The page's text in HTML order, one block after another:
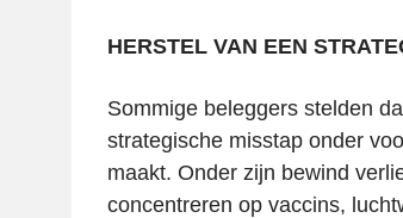
HERSTEL VAN EEN
Sommige beleggers stelden
strategische misstap onder
maakt. Onder zijn bewind
concentreren op vaccins,